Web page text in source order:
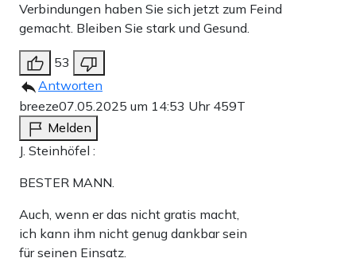
Verbindungen haben Sie sich jetzt zum Feind
gemacht. Bleiben Sie stark und Gesund.
53
Antworten
breeze07.05.2025 um 14:53 Uhr 459T
Melden
J. Steinhöfel :
BESTER MANN.
Auch, wenn er das nicht gratis macht,
ich kann ihm nicht genug dankbar sein
für seinen Einsatz.